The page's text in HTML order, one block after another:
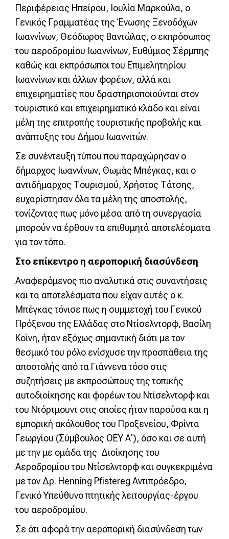
Περιφέρειας Ηπείρου, Ιουλία Μαρκούλα, ο
Γενικός Γραμματέας της Ένωσης Ξενοδόχων
Ιωαννίνων, Θεόδωρος Βαντώλας, ο εκπρόσωπος
του αεροδρομίου Ιωαννίνων, Ευθύμιος Σέρμπης
καθώς και εκπρόσωποι του Επιμελητηρίου
Ιωαννίνων και άλλων φορέων, αλλά και
επιχειρηματίες που δραστηριοποιούνται στον
τουριστικό και επιχειρηματικό κλάδο και είναι
μέλη της επιτροπής τουριστικής προβολής και
ανάπτυξης του Δήμου Ιωαννιτών.
Σε συνέντευξη τύπου που παραχώρησαν ο
δήμαρχος Ιωαννίνων, Θωμάς Μπέγκας, και ο
αντιδήμαρχος Τουρισμού, Χρήστος Τάτσης,
ευχαρίστησαν όλα τα μέλη της αποστολής,
τονίζοντας πως μόνο μέσα από τη συνεργασία
μπορούν να έρθουν τα επιθυμητά αποτελέσματα
για τον τόπο.
Στο επίκεντρο η αεροπορική διασύνδεση
Αναφερόμενος πιο αναλυτικά στις συναντήσεις
και τα αποτελέσματα που είχαν αυτές ο κ.
Μπέγκας τόνισε πως η συμμετοχή του Γενικού
Πρόξενου της Ελλάδας στο Ντίσελντορφ, Βασίλη
Κοΐνη, ήταν εξόχως σημαντική διότι με τον
θεσμικό του ρόλο ενίσχυσε την προσπάθεια της
αποστολής από τα Γιάννενα τόσο στις
συζητήσεις με εκπροσώπους της τοπικής
αυτοδιοίκησης και φορέων του Ντίσελντορφ και
του Ντόρτμουντ στις οποίες ήταν παρούσα και η
εμπορική ακόλουθος του Προξενείου, Φρίντα
Γεωργίου (Σύμβουλος ΟΕΥ Α'), όσο και σε αυτή
με την με ομάδα της Διοίκησης του
Αεροδρομίου του Ντίσελντορφ και συγκεκριμένα
με τον Δρ. Henning Pfistereg Αντιπρόεδρο,
Γενικό Υπεύθυνο πτητικής λειτουργίας-έργου
του αεροδρομίου.
Σε ότι αφορά την αεροπορική διασύνδεση των